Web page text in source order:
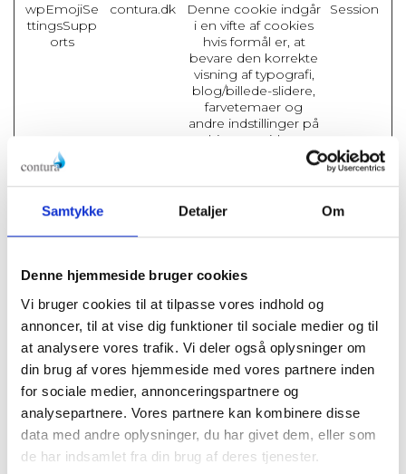
Samtykke Detaljer Om
Denne hjemmeside bruger cookies
Vi bruger cookies til at tilpasse vores indhold og
annoncer, til at vise dig funktioner til sociale medier og til
at analysere vores trafik. Vi deler også oplysninger om
din brug af vores hjemmeside med vores partnere inden
for sociale medier, annonceringspartnere og
analysepartnere. Vores partnere kan kombinere disse
data med andre oplysninger, du har givet dem, eller som
de har indsamlet fra din brug af deres tjenester.
wpEmojiSe
ttingsSupp
orts
contura.dk
Denne cookie indgår
i en vifte af cookies
hvis formål er, at
bevare den korrekte
visning af typografi,
blog/billede-slidere,
farvetemaer og
andre indstillinger på
hjemmesiden.
Session
foretrukne sprog, eller den region, du befinder dig i.
Udbyder Formål
lidc
LinkedIn
Indeholder
information om
hvilken server-cluster
brugeren benytter.
Dette anvendes i
sammenhæng med
load-balancing for at
optimere
1 dag